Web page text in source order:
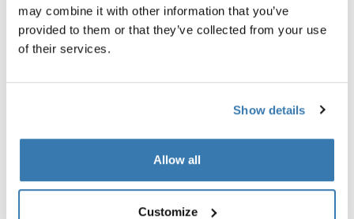
may combine it with other information that you’ve
provided to them or that they’ve collected from your use
of their services.
Show details
Allow all
Customize